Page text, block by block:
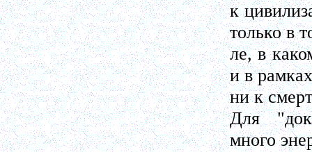
к
только в
ле, в
и в
ни к
Для
много